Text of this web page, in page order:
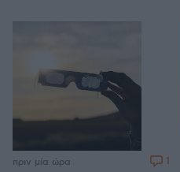
πριν μία ώρα 1